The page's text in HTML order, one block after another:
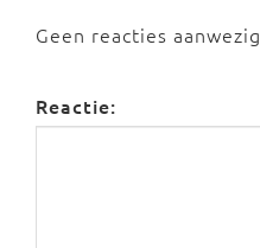
Geen reacties aanwezig
Reactie: